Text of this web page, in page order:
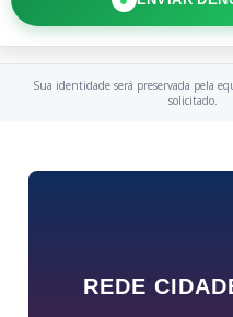
Sua identidade será preservada pela
solicitado.
REDE